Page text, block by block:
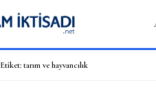
Etiket: tarım ve hayvancılık